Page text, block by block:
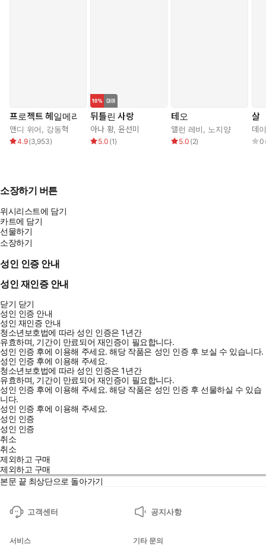
“자네는 정의를 원했지. 그러니 자네도 정의의 심판을 받게 될 것이
다. 틀림없이 밧줄과 교수대가 자넬 기다릴 것이다.”_본문 중에서
“사랑스러운 판타지 버전의 「나이브스 아웃」 같다.” ─T.J. 클룬,
『벼랑 위의 집』의 저자
“네로 울프에 한니발 렉터까지 가미된 캐릭터라니.”―《라이브러
리 저널》
스》
“훌륭한 추리 소설이기까지 한, 훌륭한 판타지.” ─ 《워싱턴 포
“훌륭한 플롯, 독창적인 세계관, 그리고 매력적인 캐릭터들. 페이
지를 넘기게 만드는 경이로운 소설이다. 강력하게 추천한다.”—
《SFF 월드》
“셜록 홈즈에 대한 베넷의 판타지적 재해석. 상상력 넘치는 세계
관 구축과 완벽한 속도감으로 독자들을 경이에 휩싸이게 만든
다.”—《북페이지》
“베넷이 이런 작품을 열 권쯤 더 써서 어제 나한테 보내 주면 좋았
을 텐데.”─맥스 글래드스턴, 『우리는 시간 전쟁에서 이렇게 패
배한다』 작가
줄거리
어느 날, 갑작스럽게 거대한 나무가 사람의 몸을 뚫고 자라는 암살
뛰어난 수사력을 지녔지만 괴팍한 성격으로 유명한 수사관 아나 돌
이다. 두 사람은 시시각각 다가오는 위험 속에서, 이 살인 사건 속
프로젝트 헤일메리
앤디 위어 강동혁
4.9(3,953)
뒤틀린 사랑
아나 황,윤선미
5.0 (1)
테오
앨런 레비 노지양
5.0 (2)
살
데
0
소장하기 버튼
위시리스트에 담기
카트에 담기
선물하기
소장하기
성인 인증 안내
성인 재인증 안내
닫기 닫기
성인 인증 안내
성인 재인증 안내
청소년보호법에 따라 성인 인증은 1년간
유효하며, 기간이 만료되어 재인증이 필요합니다.
성인 인증 후에 이용해 주세요.해당 작품은 성인 인증 후 보실 수 있습니다.
성인 인증 후에 이용해 주세요.
청소년보호법에 따라 성인 인증은 1년간
유효하며, 기간이 만료되어 재인증이 필요합니다.
성인 인증 후에 이용해 주세요.해당 작품은 성인 인증 후 선물하실 수 있습
니다.
성인 인증 후에 이용해 주세요.
성인 인증
성인 인증
취소
취소
제외하고 구매
제외하고 구매
본문 끝 최상단으로 돌아가기
고객센터 공지사항
서비스
기타 문의